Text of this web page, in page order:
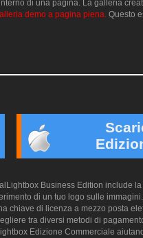
di una pagina. La galleria
demo a pagina piena. Questo
Business Edition include
di un tuo logo sulle
chiave di licenza a mezzo posta
tra diversi metodi di
Edizione Commerciale